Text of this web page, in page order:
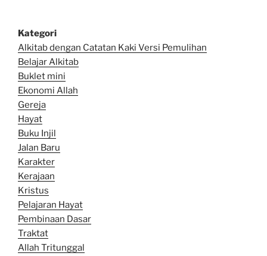
Kategori
Alkitab dengan Catatan Kaki Versi Pemulihan
Belajar Alkitab
Buklet mini
Ekonomi Allah
Gereja
Hayat
Buku Injil
Jalan Baru
Karakter
Kerajaan
Kristus
Pelajaran Hayat
Pembinaan Dasar
Traktat
Allah Tritunggal